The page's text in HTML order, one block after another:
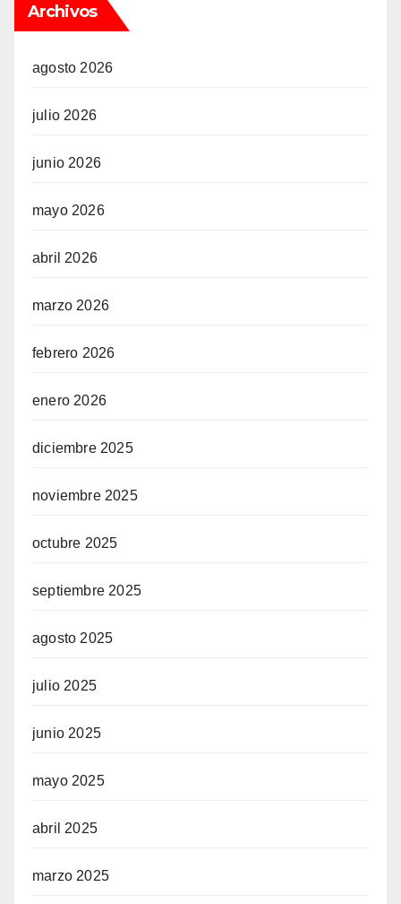
Archivos
agosto 2026
julio 2026
junio 2026
mayo 2026
abril 2026
marzo 2026
febrero 2026
enero 2026
diciembre 2025
noviembre 2025
octubre 2025
septiembre 2025
agosto 2025
julio 2025
junio 2025
mayo 2025
abril 2025
marzo 2025